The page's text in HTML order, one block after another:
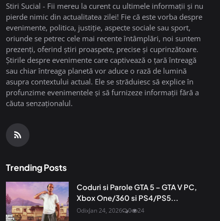
Stiri Sucial - Fii mereu la curent cu ultimele informații și nu
pierde nimic din actualitatea zilei! Fie că este vorba despre
evenimente, politica, justiție, aspecte sociale sau sport,
oriunde se petrec cele mai recente întâmplări, noi suntem
prezenți, oferind știri proaspete, precise și cuprinzătoare.
Știrile despre evenimente care captivează o țară întreagă
sau chiar întreaga planetă vor aduce o rază de lumină
asupra contextului actual. Ele se străduiesc să explice în
profunzime evenimentele și să furnizeze informații fără a
căuta senzaționalul.
Trending Posts
Coduri si Parole GTA 5 – GTA V PC,
Xbox One/360 si PS4/PS5...
OdixJan 24, 2026 0 24